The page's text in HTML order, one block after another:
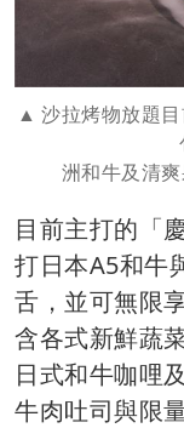
沙拉烤物放題
洲和牛及清
目前主打的「
打日本A5和牛
舌，並可無限
含各式新鮮蔬
日式和牛咖哩
牛肉吐司與限